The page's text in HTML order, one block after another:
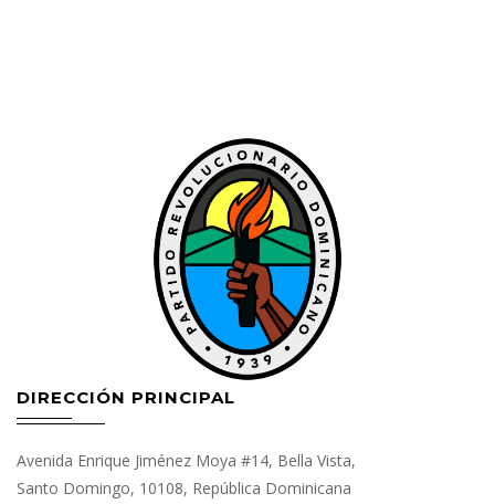
DIRECCIÓN PRINCIPAL
Avenida Enrique Jiménez Moya #14, Bella Vista,
Santo Domingo, 10108, República Dominicana